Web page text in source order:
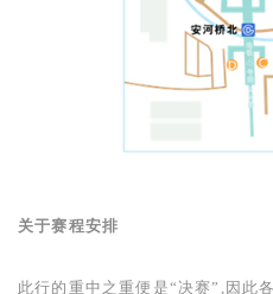
关于赛程安排
此行的重中之重便是“决赛”,因此